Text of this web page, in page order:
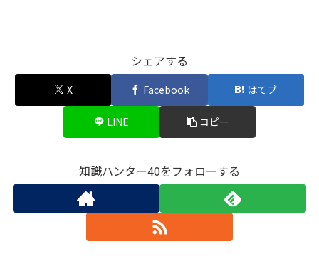
シェアする
X Facebook はてブ
LINE コピー
知識ハンター40をフォローする